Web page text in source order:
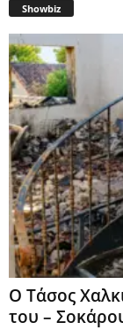
Showbiz
Ο Τάσος
του –